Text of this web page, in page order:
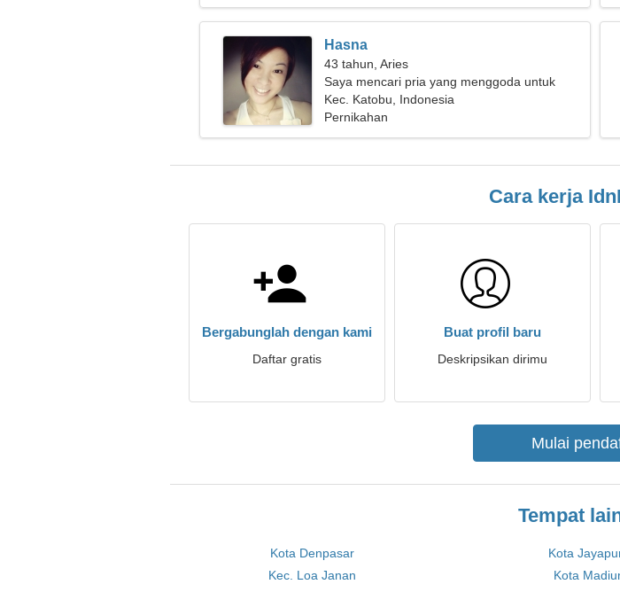
Hasna
43 tahun, Aries
Saya mencari pria yang menggoda untuk
bermain ski bersama
Kec. Katobu, Indonesia
Pernikahan
Cara kerja
Bergabunglah dengan kami
Daftar gratis
Buat profil baru
Deskripsikan dirimu
Mulai
Tempat
Kota Denpasar Kota
Kec. Loa Janan
Kota